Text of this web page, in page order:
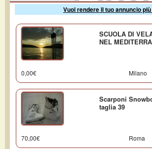
Vuoi rendere il tuo annuncio
SCUOLA DI
NEL
0,00€ Milano
Scarponi
taglia 39
70,00€ Roma